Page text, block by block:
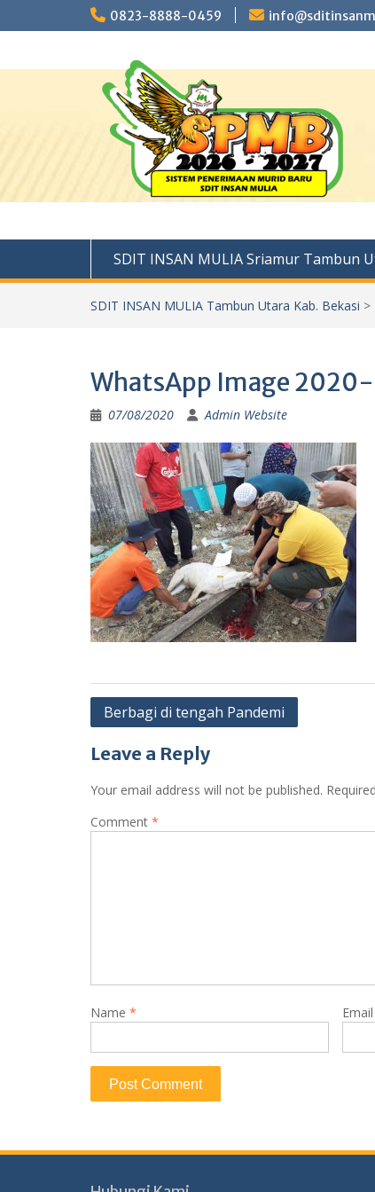
to
0823-8888-0459
SDIT INSAN MULIA Sriamur Tambun
SDIT INSAN MULIA Tambun Utara Kab. Bekasi >
WhatsApp Image
07/08/2020 Admin Website
Post
Berbagi di tengah Pandemi
Leave a Reply
Your email address will not be published.
Comment *
Name * Email